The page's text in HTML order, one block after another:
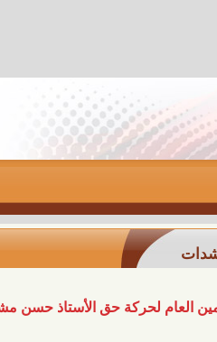
حق الأستاذ حسن مشيمع في تلقي